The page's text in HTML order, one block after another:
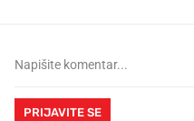
PRIJAVITE SE